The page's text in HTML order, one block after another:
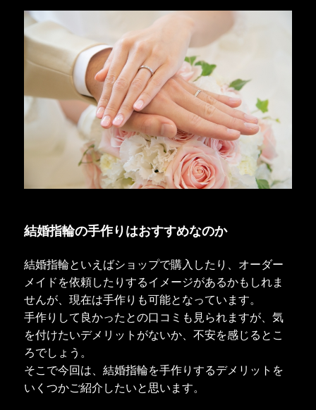
結婚指輪の手作りはおすすめなのか
結婚指輪といえばショップで購入したり、オーダー
メイドを依頼したりするイメージがあるかもしれま
せんが、現在は手作りも可能となっています。
手作りして良かったとの口コミも見られますが、気
を付けたいデメリットがないか、不安を感じるとこ
ろでしょう。
そこで今回は、結婚指輪を手作りするデメリットを
いくつかご紹介したいと思います。